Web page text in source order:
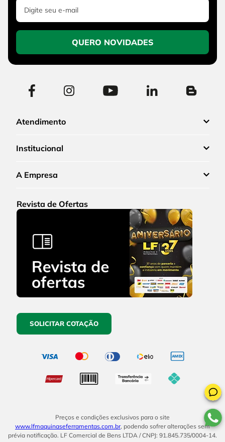
QUERO NOVIDADES
Atendimento
Institucional
A Empresa
Revista de Ofertas
SOLICITAR COTAÇÃO
Preços e condições exclusivos para o site
www.lfmaquinaseferramentas.com.br, podendo sofrer alterações sem
prévia notificação. LF Comercial de Bens LTDA / CNPJ: 91.845.735/0004-14.